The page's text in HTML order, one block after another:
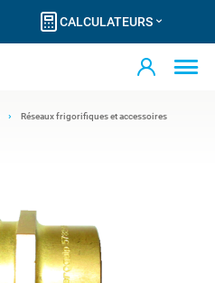
CALCULATEURS
Réseaux frigorifiques et accessoires